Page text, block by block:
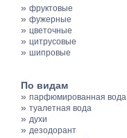
» фруктовые
» фужерные
» цветочные
» цитрусовые
» шипровые
По видам
» парфюмированная вода
» туалетная вода
» духи
» дезодорант